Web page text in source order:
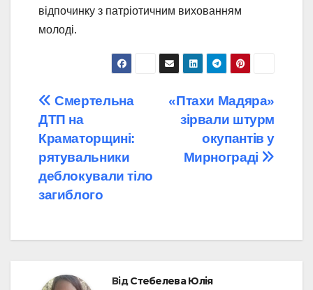
відпочинку з патріотичним вихованням
молоді.
Навігація
записів
«Птахи Мадяра»
зірвали штурм
окупантів у
Мирнограді
Смертельна
ДТП на
Краматорщині:
рятувальники
деблокували тіло
загиблого
ВідСтебелева Юлія